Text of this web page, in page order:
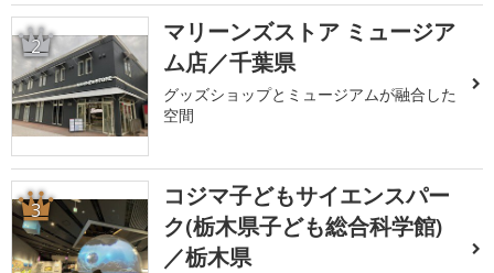
2
マリーンズストア ミュージア
ム店／千葉県
グッズショップとミュージアムが融合した
空間
3
コジマ子どもサイエンスパー
ク(栃木県子ども総合科学館)
／栃木県